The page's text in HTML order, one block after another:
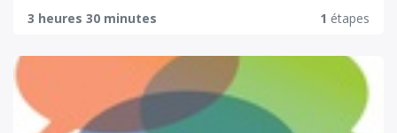
3 heures 30 minutes 1 étapes